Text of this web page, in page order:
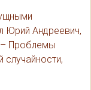
Юрий Андреевич,
– Проблемы
случайности,